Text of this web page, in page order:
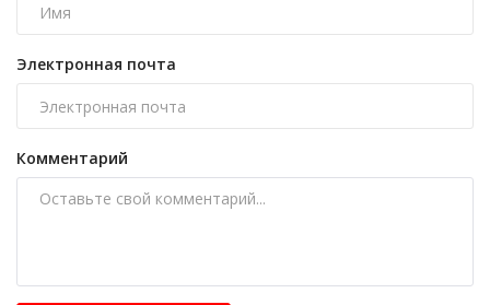
Электронная почта
Комментарий